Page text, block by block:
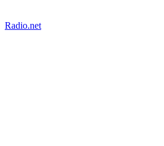
Radio.net